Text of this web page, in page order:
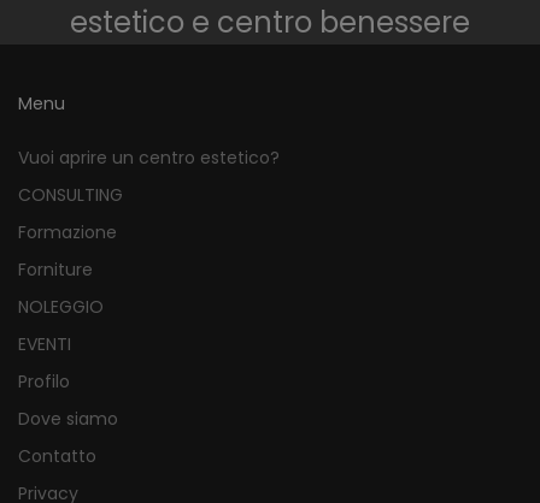
estetico e centro benessere
Menu
Vuoi aprire un centro estetico?
CONSULTING
Formazione
Forniture
NOLEGGIO
EVENTI
Profilo
Dove siamo
Contatto
Privacy